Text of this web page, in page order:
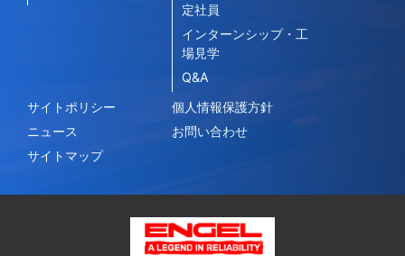
定社員
インターンシップ・工
場見学
Q&A
サイトポリシー
個人情報保護方針
ニュース
お問い合わせ
サイトマップ